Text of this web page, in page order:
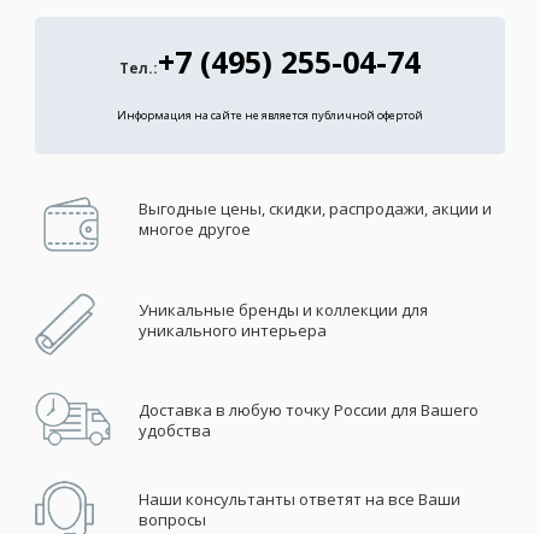
Тел.:+7 (495) 255-04-74
Информация на сайте не является публичной офертой
Выгодные цены, скидки, распродажи, акции и
многое другое
Уникальные бренды и коллекции для
уникального интерьера
Доставка в любую точку России для Вашего
удобства
Наши консультанты ответят на все Ваши
вопросы